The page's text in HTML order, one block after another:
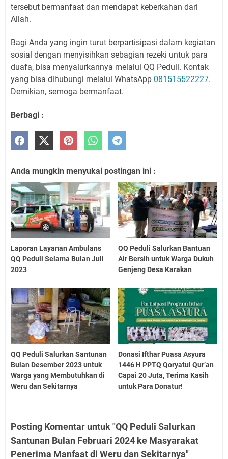
tersebut bermanfaat dan mendapat keberkahan dari
Allah.
Bagi Anda yang ingin turut berpartisipasi dalam kegiatan
sosial dengan menyisihkan sebagian rezeki untuk para
duafa, bisa menyalurkannya melalui QQ Peduli. Kontak
yang bisa dihubungi melalui WhatsApp 081515522227.
Demikian, semoga bermanfaat.
Berbagi :
Anda mungkin menyukai postingan ini :
Laporan Layanan Ambulans
QQ Peduli Selama Bulan Juli
2023
QQ Peduli Salurkan Bantuan
Air Bersih untuk Warga Dukuh
Genjeng Desa Karakan
QQ Peduli Salurkan Santunan
Bulan Desember 2023 untuk
Warga yang Membutuhkan di
Weru dan Sekitarnya
Donasi Ifthar Puasa Asyura
1446 H PPTQ Qoryatul Qur’an
Capai 20 Juta, Terima Kasih
untuk Para Donatur!
Posting Komentar untuk "QQ Peduli Salurkan
Santunan Bulan Februari 2024 ke Masyarakat
Penerima Manfaat di Weru dan Sekitarnya"